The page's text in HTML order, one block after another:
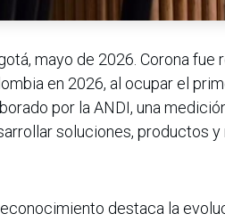
mayo de 2026. Corona
en 2026, al ocupar el
por la ANDI, una
soluciones, productos
destaca la